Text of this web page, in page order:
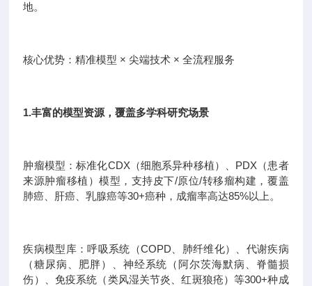
地。
核心优势：精准模型 × 尖端技术 × 全流程服务
1.丰富的模型资源，覆盖多学科研究场景
肿瘤模型：标准化CDX（细胞系异种移植）、PDX（患者
来源肿瘤移植）模型，支持皮下/原位/转移瘤构建，覆盖
肺癌、肝癌、乳腺癌等30+癌种，成瘤率高达85%以上。
疾病模型库：呼吸系统（COPD、肺纤维化）、代谢疾病
（糖尿病、肥胖）、神经系统（阿尔茨海默病、脊髓损
伤）、免疫系统（类风湿关节炎、红斑狼疮）等300+种成